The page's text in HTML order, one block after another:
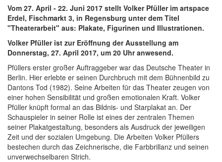
Vom 27. April - 22. Juni 2017 stellt Volker Pfüller im artspace
Erdel, Fischmarkt 3, in Regensburg unter dem Titel
"Theaterarbeit" aus: Plakate, Figurinen und Illustrationen.
Volker Pfüller ist zur Eröffnung der Ausstellung am
Donnerstag, 27. April 2017, um 20 Uhr anwesend.
Pfüllers erster großer Auftraggeber war das Deutsche Theater in
Berlin. Hier erlebte er seinen Durchbruch mit dem Bühnenbild zu
Dantons Tod (1982). Seine Arbeiten für das Theater zeugen von
einer hohen Sensibilität und großen emotionalen Kraft. Volker
Pfüller knüpft formal an das Bildnis- und Starplakat an. Der
Schauspieler in seiner Rolle ist eines der zentralen Themen
seiner Plakatgestaltung, besonders als Ausdruck der jeweiligen
Zeit und der sozialen Umgebung. Die Arbeiten Volker Pfüllers
bestechen durch das Zeichnerische, die Farbbrillanz und seinen
unverwechselbaren Strich.